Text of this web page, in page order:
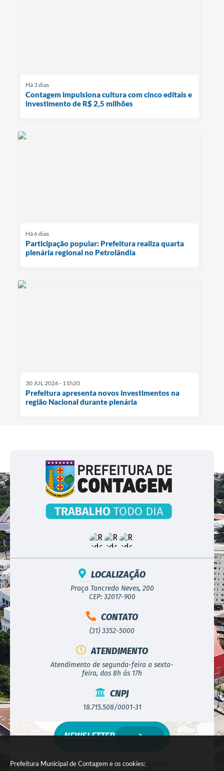
Prefeitura Municipal de Contagem e os cookies:
Há 3 dias
Contagem impulsiona cultura com cinco editais e
investimento de R$ 2,5 milhões
Há 6 dias
Participação popular: Prefeitura realiza quarta
plenária regional no Petrolândia
30 JUL 2026 - 11h20
Prefeitura apresenta novos investimentos na
região Nacional durante plenária
LOCALIZAÇÃO
Praça Tancredo Neves, 200
CEP: 32017-900
CONTATO
(31) 3352-5000
ATENDIMENTO
Atendimento de segunda-feira a sexta-
feira, das 8h às 17h
CNPJ
18.715.508/0001-31
Versão do Sistema:3.5.3 - 19/06/2026
NEWSLETTER